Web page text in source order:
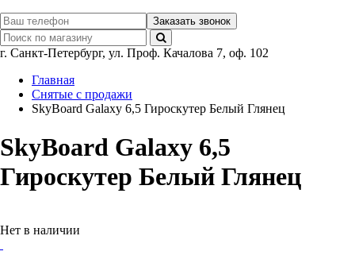
Заказать звонок
г. Санкт-Петербург, ул. Проф. Качалова 7, оф. 102
Главная
Снятые с продажи
SkyBoard Galaxy 6,5 Гироскутер Белый Глянец
SkyBoard Galaxy 6,5
Гироскутер Белый Глянец
Нет в наличии